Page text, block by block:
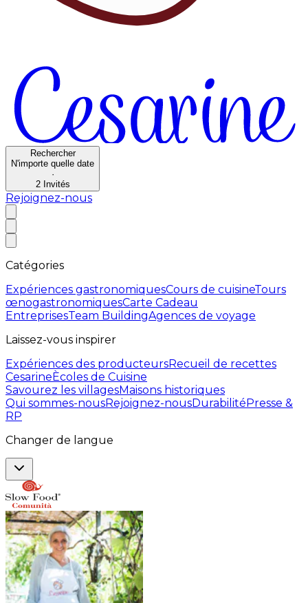
Rechercher
N'importe quelle date
·
2 Invités
Rejoignez-nous
Catégories
Expériences gastronomiquesCours de cuisineTours
œnogastronomiquesCarte Cadeau
EntreprisesTeam BuildingAgences de voyage
Laissez-vous inspirer
Expériences des producteursRecueil de recettes
CesarineÈcoles de Cuisine
Savourez les villagesMaisons historiques
Qui sommes-nousRejoignez-nousDurabilitéPresse &
RP
Changer de langue